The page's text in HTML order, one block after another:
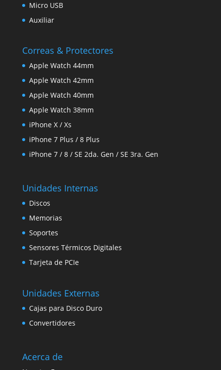
Micro USB
Auxiliar
Correas & Protectores
Apple Watch 44mm
Apple Watch 42mm
Apple Watch 40mm
Apple Watch 38mm
iPhone X / Xs
iPhone 7 Plus / 8 Plus
iPhone 7 / 8 / SE 2da. Gen / SE 3ra. Gen
Unidades Internas
Discos
Memorias
Soportes
Sensores Térmicos Digitales
Tarjeta de PCIe
Unidades Externas
Cajas para Disco Duro
Convertidores
Acerca de